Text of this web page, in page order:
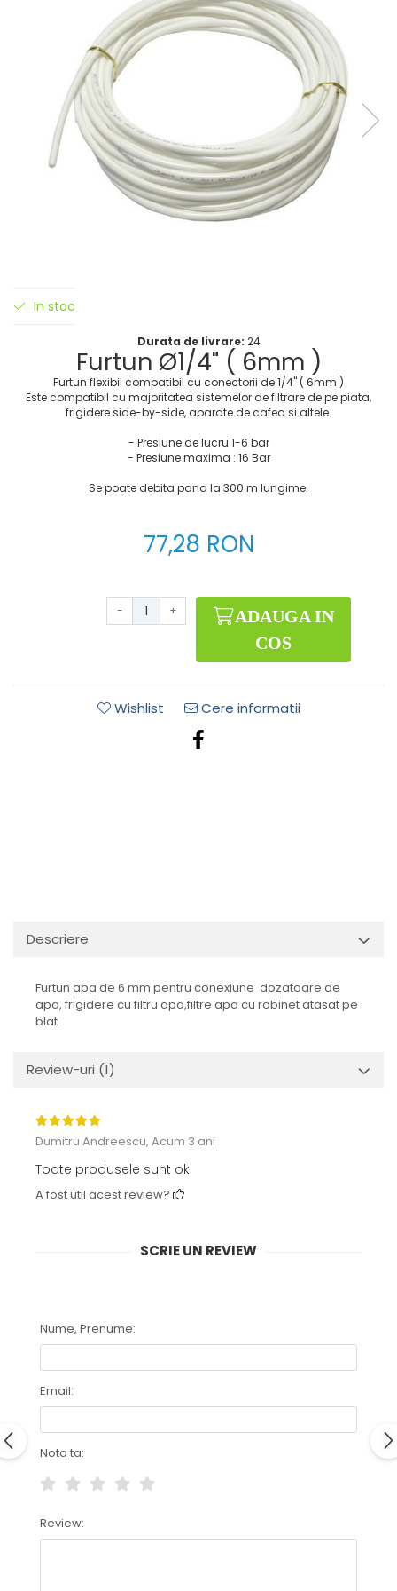
In stoc
Durata de livrare: 24
Furtun Ø1/4" ( 6mm )
Furtun flexibil compatibil cu conectorii de 1/4" ( 6mm )
Este compatibil cu majoritatea sistemelor de filtrare de pe piata,
frigidere side-by-side, aparate de cafea si altele.
- Presiune de lucru 1-6 bar
- Presiune maxima : 16 Bar
Se poate debita pana la 300 m lungime.
77,28 RON
- +
ADAUGA IN
COS
Wishlist Cere informatii
Descriere
Furtun apa de 6 mm pentru conexiune dozatoare de
apa, frigidere cu filtru apa,filtre apa cu robinet atasat pe
blat
Review-uri (1)
Dumitru Andreescu, Acum 3 ani
Toate produsele sunt ok!
A fost util acest review?
SCRIE UN REVIEW
Nume, Prenume:
Email:
Nota ta:
Review: